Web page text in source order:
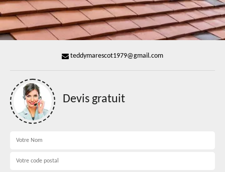
teddymarescot1979@gmail.com
Devis gratuit